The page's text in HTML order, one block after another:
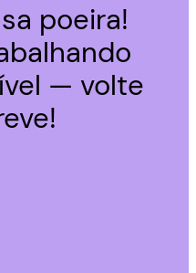
poeira!
— volte